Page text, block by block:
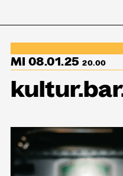
Besuch
Über uns
MI 08.01.25 20.00